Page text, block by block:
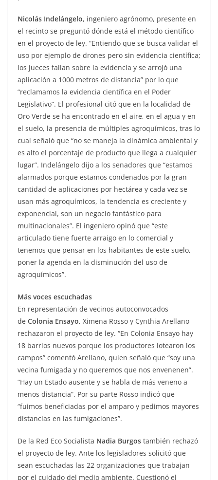
Nicolás Indelángelo, ingeniero agrónomo, presente en
el recinto se preguntó dónde está el método científico
en el proyecto de ley. “Entiendo que se busca validar el
uso por ejemplo de drones pero sin evidencia científica;
los jueces fallan sobre la evidencia y se arrojó una
aplicación a 1000 metros de distancia” por lo que
“reclamamos la evidencia científica en el Poder
Legislativo”. El profesional citó que en la localidad de
Oro Verde se ha encontrado en el aire, en el agua y en
el suelo, la presencia de múltiples agroquímicos, tras lo
cual señaló que “no se maneja la dinámica ambiental y
es alto el porcentaje de producto que llega a cualquier
lugar”. Indelángelo dijo a los senadores que “estamos
alarmados porque estamos condenados por la gran
cantidad de aplicaciones por hectárea y cada vez se
usan más agroquímicos, la tendencia es creciente y
exponencial, son un negocio fantástico para
multinacionales”. El ingeniero opinó que “este
articulado tiene fuerte arraigo en lo comercial y
tenemos que pensar en los habitantes de este suelo,
poner la agenda en la disminución del uso de
agroquímicos”.
Más voces escuchadas
En representación de vecinos autoconvocados
de Colonia Ensayo, Ximena Rosso y Cynthia Arellano
rechazaron el proyecto de ley. “En Colonia Ensayo hay
18 barrios nuevos porque los productores lotearon los
campos” comentó Arellano, quien señaló que “soy una
vecina fumigada y no queremos que nos envenenen”.
“Hay un Estado ausente y se habla de más veneno a
menos distancia”. Por su parte Rosso indicó que
“fuimos beneficiadas por el amparo y pedimos mayores
distancias en las fumigaciones”.
De la Red Eco Socialista Nadia Burgos también rechazó
el proyecto de ley. Ante los legisladores solicitó que
sean escuchadas las 22 organizaciones que trabajan
por el cuidado del medio ambiente. Cuestionó el